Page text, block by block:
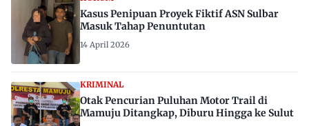
Kasus Penipuan Proyek Fiktif ASN Sulbar
Masuk Tahap Penuntutan
14 April 2026
KRIMINAL
Otak Pencurian Puluhan Motor Trail di
Mamuju Ditangkap, Diburu Hingga ke Sulut